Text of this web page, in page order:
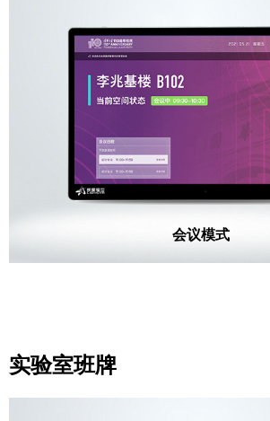
实验室班牌
会议模式